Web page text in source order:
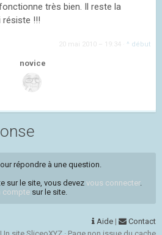
très bien. Il reste la
résiste !!!
20 mai 2010 – 19:34 ^ début
novice
répondre à une question.
sur le site, vous devez vous connecter.
compte sur le site.
Aide |
Contact